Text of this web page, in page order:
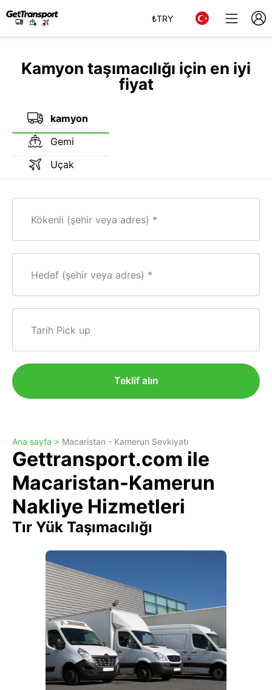
₺TRY
Kamyon taşımacılığı için en iyi
fiyat
kamyon
Gemi
Uçak
Kökenli (şehir veya adres)
Hedef (şehir veya adres)
Tarih Pick up
Teklif alın
Ana sayfa > Macaristan - Kamerun Sevkiyatı
Gettransport.com ile
Macaristan-Kamerun
Nakliye Hizmetleri
Tır Yük Taşımacılığı